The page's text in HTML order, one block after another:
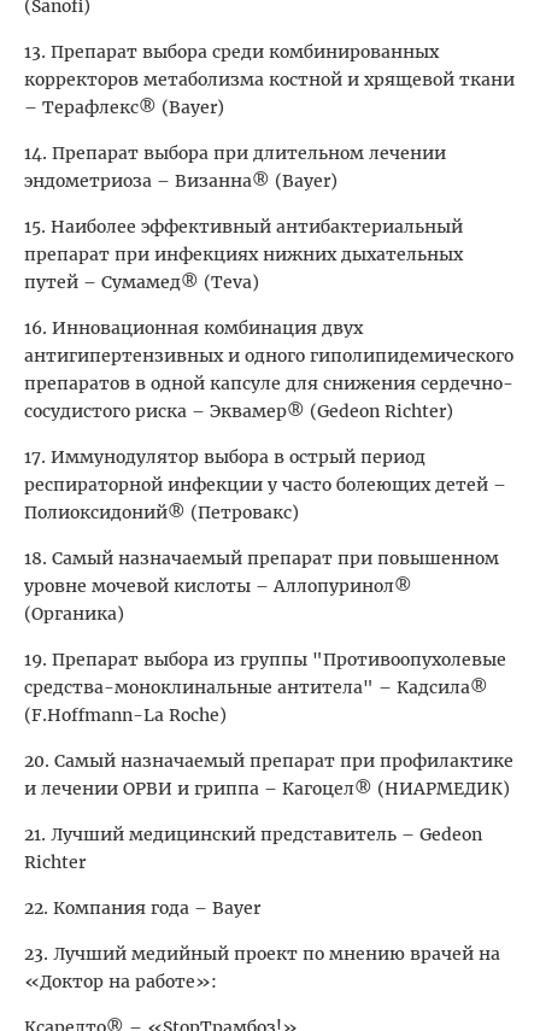
(Sanofi)
13. Препарат выбора среди комбинированных
корректоров метаболизма костной и хрящевой ткани
– Терафлекс® (Bayer)
14. Препарат выбора при длительном лечении
эндометриоза – Визанна® (Bayer)
15. Наиболее эффективный антибактериальный
препарат при инфекциях нижних дыхательных
путей – Сумамед® (Teva)
16. Инновационная комбинация двух
антигипертензивных и одного гиполипидемического
препаратов в одной капсуле для снижения сердечно-
сосудистого риска – Эквамер® (Gedeon Richter)
17. Иммунодулятор выбора в острый период
респираторной инфекции у часто болеющих детей –
Полиоксидоний® (Петровакс)
18. Самый назначаемый препарат при повышенном
уровне мочевой кислоты – Аллопуринол®
(Органика)
19. Препарат выбора из группы "Противоопухолевые
средства-моноклинальные антитела" – Кадсила®
(F.Hoffmann-La Roche)
20. Самый назначаемый препарат при профилактике
и лечении ОРВИ и гриппа – Кагоцел® (НИАРМЕДИК)
21. Лучший медицинский представитель – Gedeon
Richter
22. Компания года – Bayer
23. Лучший медийный проект по мнению врачей на
«Доктор на работе»: